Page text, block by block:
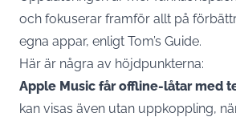
och fokuserar framför allt på
egna appar, enligt Tom’s Guide.
Här är några av höjdpunkterna:
Apple Music får offline-låtar med
kan visas även utan uppkoppling,